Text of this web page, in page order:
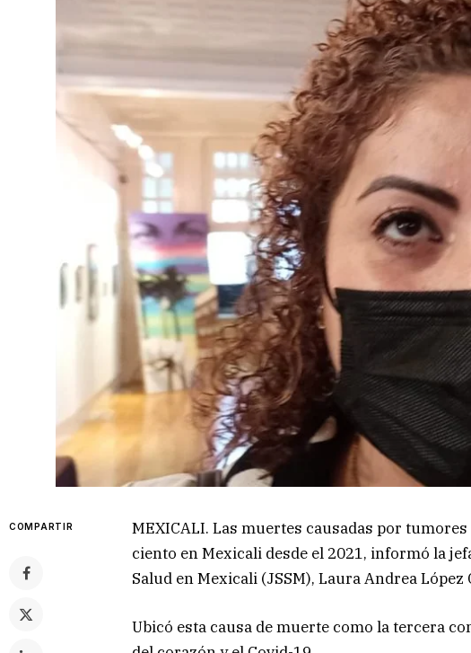
COMPARTIR
MEXICALI. Las muertes causadas por
ciento en Mexicali desde el 2021, informó la
Salud en Mexicali (JSSM), Laura Andrea López
Ubicó esta causa de muerte como la tercera